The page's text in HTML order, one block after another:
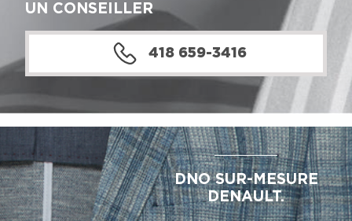
UN CONSEILLER
418 659-3416
DNO SUR-MESURE
DENAULT.